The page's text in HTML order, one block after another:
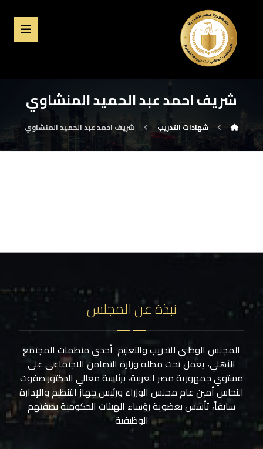
شريف احمد عبد الحميد المنشاوي
شهادات التدريب شريف احمد عبد الحميد المنشاوي
نبذة عن المجلس
المجلس الوطني للتدريب والتعليم أحدي منظمات المجتمع
الأهلي، يعمل تحت مظلة وزارة التضامن الاجتماعي على
مستوي جمهورية مصر العربية، برئاسة معالي الدكتور صفوت
النحاس أمين عام مجلس الوزراء ورئيس جهاز التنظيم والإدارة
سابقاً، تأسس بعضوية رؤساء الهيئات الحكومية بصفتهم
الوظيفية